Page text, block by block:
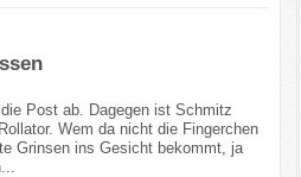
Post ab. Dagegen ist Schmitz
Wem da nicht die Fingerchen
Grinsen ins Gesicht bekommt, ja